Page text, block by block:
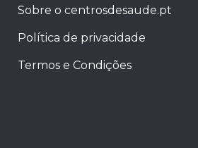
Sobre o centrosdesaude.pt
Política de privacidade
Termos e Condições